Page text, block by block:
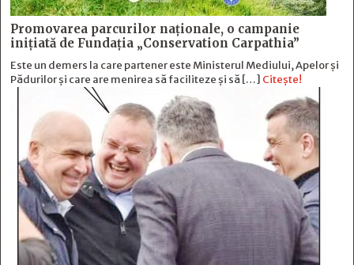
Promovarea parcurilor naționale, o campanie
inițiată de Fundația „Conservation Carpathia”
Este un demers la care partener este Ministerul Mediului, Apelor și
Pădurilor și care are menirea să faciliteze și să […] Citește!